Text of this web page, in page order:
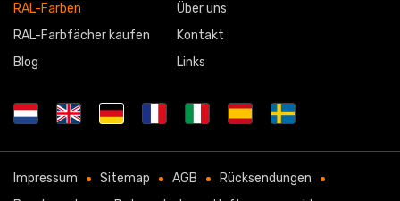
RAL-Farben
RAL-Farbfächer kaufen
Blog
Über uns
Kontakt
Links
Impressum Sitemap AGB
Rücksendungen